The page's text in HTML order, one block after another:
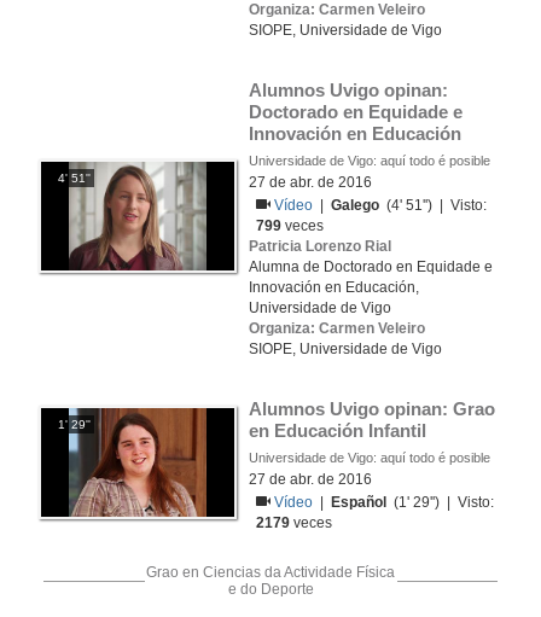
Organiza: Carmen Veleiro
SIOPE, Universidade de Vigo
4' 51''
Alumnos Uvigo opinan:
Doctorado en Equidade e
Innovación en Educación
Universidade de Vigo: aquí todo é posible
27 de abr. de 2016
Vídeo
|Galego (4' 51'') | Visto:
799 veces
Patricia Lorenzo Rial
Alumna de Doctorado en Equidade e
Innovación en Educación,
Universidade de Vigo
Organiza: Carmen Veleiro
SIOPE, Universidade de Vigo
1' 29''
Alumnos Uvigo opinan: Grao
en Educación Infantil
Universidade de Vigo: aquí todo é posible
27 de abr. de 2016
Vídeo
Español
(1' 29'') | Visto:
2179 veces
Grao en Ciencias da Actividade Física
e do Deporte